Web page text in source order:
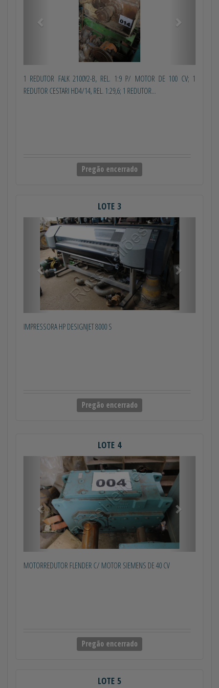
1 REDUTOR FALK 2100Y2-B, REL. 1:9 P/ MOTOR DE 100 CV; 1
REDUTOR CESTARI HD4/14, REL. 1:29,6; 1 REDUTOR...
Pregão encerrado
LOTE 3
Anterior
IMPRESSORA HP DESIGNJET 8000 S
Pregão encerrado
LOTE 4
Anterior
MOTORREDUTOR FLENDER C/ MOTOR SIEMENS DE 40 CV
Pregão encerrado
LOTE 5